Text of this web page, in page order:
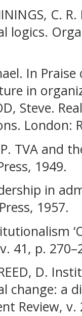
C.
logics.
In
in
Steve.
London:
P. TVA and
1949.
in
1957.
41, p.
D.
change: a
Review, v.